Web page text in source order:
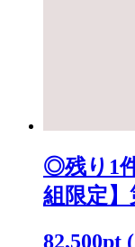
◎残り1
組限定】
82,500pt (